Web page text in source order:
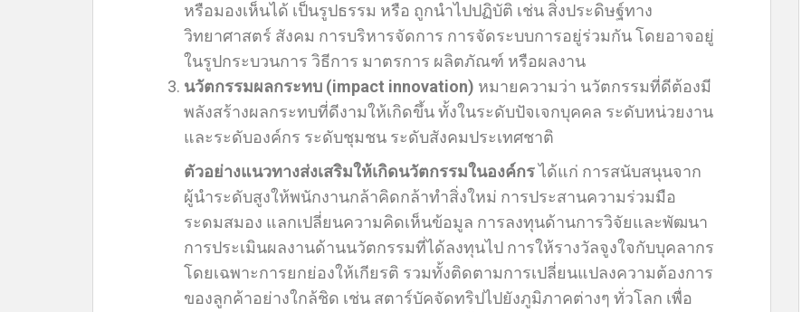
หรือมองเห็นได้ เป็นรูปธรรม หรือ ถูกนำไปปฏิบัติ เช่น สิ่งประดิษฐ์ทาง
วิทยาศาสตร์ สังคม การบริหารจัดการ การจัดระบบการอยู่ร่วมกัน โดยอาจอยู่
ในรูปกระบวนการ วิธีการ มาตรการ ผลิตภัณฑ์ หรือผลงาน
นวัตกรรมผลกระทบ (impact innovation) หมายความว่า นวัตกรรมที่ดีต้องมี
พลังสร้างผลกระทบที่ดีงามให้เกิดขึ้น ทั้งในระดับปัจเจกบุคคล ระดับหน่วยงาน
และระดับองค์กร ระดับชุมชน ระดับสังคมประเทศชาติ
ตัวอย่างแนวทางส่งเสริมให้เกิดนวัตกรรมในองค์กรได้แก่ การสนับสนุนจาก
ผู้นำระดับสูงให้พนักงานกล้าคิดกล้าทำสิ่งใหม่ การประสานความร่วมมือ
ระดมสมอง แลกเปลี่ยนความคิดเห็นข้อมูล การลงทุนด้านการวิจัยและพัฒนา
การประเมินผลงานด้านนวัตกรรมที่ได้ลงทุนไป การให้รางวัลจูงใจกับบุคลากร
โดยเฉพาะการยกย่องให้เกียรติ รวมทั้งติดตามการเปลี่ยนแปลงความต้องการ
ของลูกค้าอย่างใกล้ชิด เช่น สตาร์บัคจัดทริปไปยังภูมิภาคต่างๆ ทั่วโลก เพื่อ